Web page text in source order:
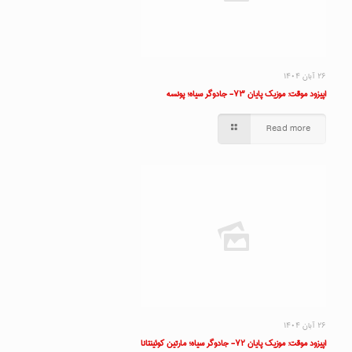
۲۶ آبان ۱۴۰۴
اپیزود موقت: موزیک پایان ۷۳- جادوگر سیاه؛ پونسه
Read more
۲۶ آبان ۱۴۰۴
اپیزود موقت: موزیک پایان ۷۲- جادوگر سیاه؛ مارتین کوئینتانا